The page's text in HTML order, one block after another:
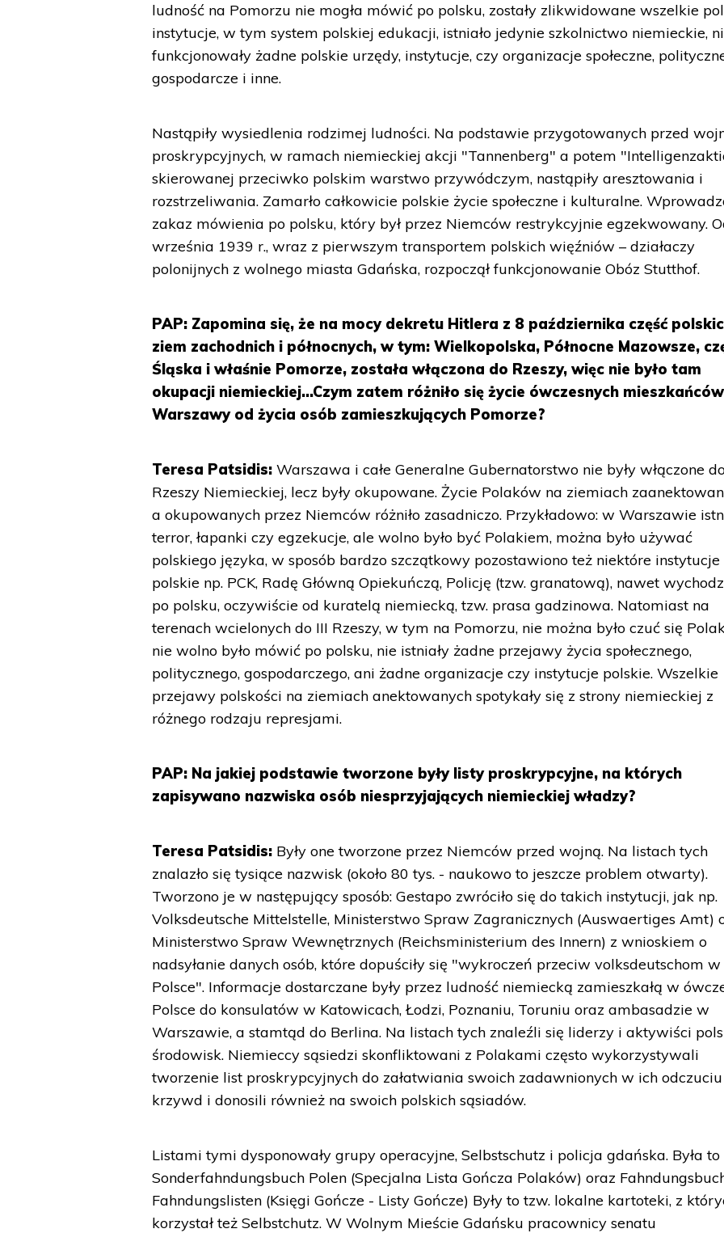
ludność na Pomorzu nie mogła mówić po polsku, zostały zlikwidowane wszelkie
instytucje, w tym system polskiej edukacji, istniało jedynie szkolnictwo niemieckie,
funkcjonowały żadne polskie urzędy, instytucje, czy organizacje społeczne,
gospodarcze i inne.
Nastąpiły wysiedlenia rodzimej ludności. Na podstawie przygotowanych przed
proskrypcyjnych, w ramach niemieckiej akcji "Tannenberg" a potem
skierowanej przeciwko polskim warstwo przywódczym, nastąpiły aresztowania i
rozstrzeliwania. Zamarło całkowicie polskie życie społeczne i kulturalne.
zakaz mówienia po polsku, który był przez Niemców restrykcyjnie egzekwowany.
września 1939 r., wraz z pierwszym transportem polskich więźniów – działaczy
polonijnych z wolnego miasta Gdańska, rozpoczął funkcjonowanie Obóz Stutthof.
PAP: Zapomina się, że na mocy dekretu Hitlera z 8 października część
ziem zachodnich i północnych, w tym: Wielkopolska, Północne Mazowsze,
Śląska i właśnie Pomorze, została włączona do Rzeszy, więc nie było tam
okupacji niemieckiej...Czym zatem różniło się życie ówczesnych
Warszawy od życia osób zamieszkujących Pomorze?
Teresa Patsidis: Warszawa i całe Generalne Gubernatorstwo nie były włączone
Rzeszy Niemieckiej, lecz były okupowane. Życie Polaków na ziemiach
a okupowanych przez Niemców różniło zasadniczo. Przykładowo: w Warszawie
terror, łapanki czy egzekucje, ale wolno było być Polakiem, można było używać
polskiego języka, w sposób bardzo szczątkowy pozostawiono też niektóre instytucje
polskie np. PCK, Radę Główną Opiekuńczą, Policję (tzw. granatową), nawet
po polsku, oczywiście od kuratelą niemiecką, tzw. prasa gadzinowa. Natomiast na
terenach wcielonych do III Rzeszy, w tym na Pomorzu, nie można było czuć się
nie wolno było mówić po polsku, nie istniały żadne przejawy życia społecznego,
politycznego, gospodarczego, ani żadne organizacje czy instytucje polskie. Wszelkie
przejawy polskości na ziemiach anektowanych spotykały się z strony niemieckiej z
różnego rodzaju represjami.
PAP: Na jakiej podstawie tworzone były listy proskrypcyjne, na których
zapisywano nazwiska osób niesprzyjających niemieckiej władzy?
Teresa Patsidis: Były one tworzone przez Niemców przed wojną. Na listach tych
znalazło się tysiące nazwisk (około 80 tys. - naukowo to jeszcze problem otwarty).
Tworzono je w następujący sposób: Gestapo zwróciło się do takich instytucji, jak np.
Volksdeutsche Mittelstelle, Ministerstwo Spraw Zagranicznych (Auswaertiges Amt)
Ministerstwo Spraw Wewnętrznych (Reichsministerium des Innern) z wnioskiem o
nadsyłanie danych osób, które dopuściły się "wykroczeń przeciw volksdeutschom w
Polsce". Informacje dostarczane były przez ludność niemiecką zamieszkałą w
Polsce do konsulatów w Katowicach, Łodzi, Poznaniu, Toruniu oraz ambasadzie w
Warszawie, a stamtąd do Berlina. Na listach tych znaleźli się liderzy i aktywiści
środowisk. Niemieccy sąsiedzi skonfliktowani z Polakami często wykorzystywali
tworzenie list proskrypcyjnych do załatwiania swoich zadawnionych w ich odczuciu
krzywd i donosili również na swoich polskich sąsiadów.
Listami tymi dysponowały grupy operacyjne, Selbstschutz i policja gdańska. Była to
Sonderfahndungsbuch Polen (Specjalna Lista Gończa Polaków) oraz
Fahndungslisten (Księgi Gończe - Listy Gończe) Były to tzw. lokalne kartoteki, z
korzystał też Selbstchutz. W Wolnym Mieście Gdańsku pracownicy senatu